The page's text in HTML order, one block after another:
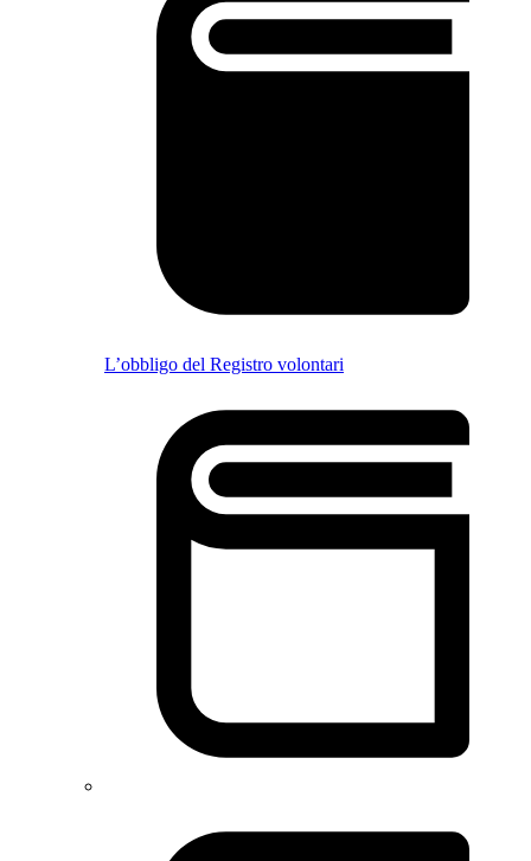
L’obbligo del Registro volontari